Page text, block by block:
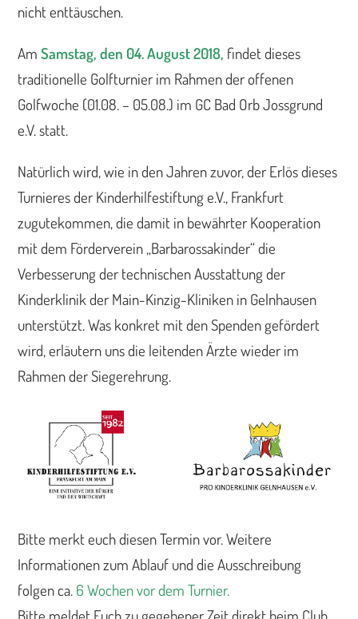
nicht enttäuschen.
Am Samstag, den 04. August 2018, findet dieses
traditionelle Golfturnier im Rahmen der offenen
Golfwoche (01.08. – 05.08.) im GC Bad Orb Jossgrund
e.V. statt.
Natürlich wird, wie in den Jahren zuvor, der Erlös dieses
Turnieres der Kinderhilfestiftung e.V., Frankfurt
zugutekommen, die damit in bewährter Kooperation
mit dem Förderverein „Barbarossakinder“ die
Verbesserung der technischen Ausstattung der
Kinderklinik der Main-Kinzig-Kliniken in Gelnhausen
unterstützt. Was konkret mit den Spenden gefördert
wird, erläutern uns die leitenden Ärzte wieder im
Rahmen der Siegerehrung.
Bitte merkt euch diesen Termin vor. Weitere
Informationen zum Ablauf und die Ausschreibung
folgen ca. 6 Wochen vor dem Turnier.